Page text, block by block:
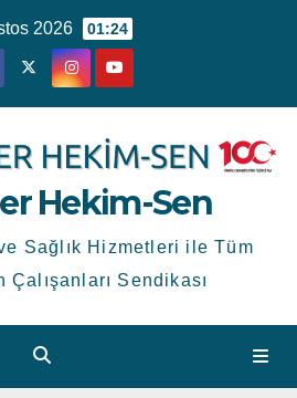
2026 01:24
Hekim-Sen
Sağlık Hizmetleri ile Tüm
Çalışanları Sendikası